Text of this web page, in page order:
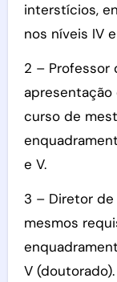
interstícios,
nos níveis IV e
2 – Professor
curso de
e V.
3 – Diretor de
mesmos
V (doutorado).